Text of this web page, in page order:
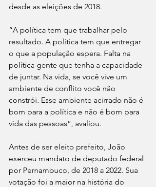
desde as eleições de 2018.
“A política tem que trabalhar pelo
resultado. A política tem que entregar
o que a população espera. Falta na
política gente que tenha a capacidade
de juntar. Na vida, se você vive um
ambiente de conflito você não
constrói. Esse ambiente acirrado não é
bom para a política e não é bom para
vida das pessoas”, avaliou.
Antes de ser eleito prefeito, João
exerceu mandato de deputado federal
por Pernambuco, de 2018 a 2022. Sua
votação foi a maior na história do